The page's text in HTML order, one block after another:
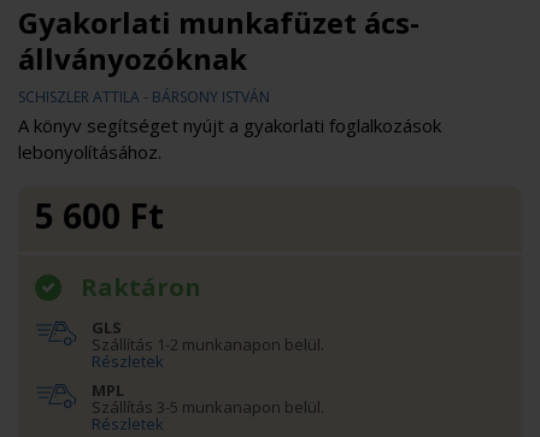
Gyakorlati munkafüzet ács-
állványozóknak
SCHISZLER ATTILA - BÁRSONY ISTVÁN
A könyv segítséget nyújt a gyakorlati foglalkozások
lebonyolításához.
5 600 Ft
Raktáron
GLS
Szállítás 1-2 munkanapon belül.
Részletek
MPL
Szállítás 3-5 munkanapon belül.
Részletek